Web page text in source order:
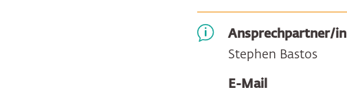
Ansprechpartner/in
Stephen Bastos
E-Mail